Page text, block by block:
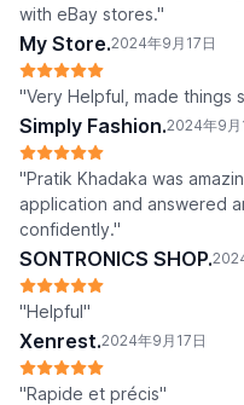
with eBay stores."
My Store.2024年9月17日
"Very Helpful, made things
Simply Fashion.2024年9月
"Pratik Khadaka was
application and answered
confidently."
SONTRONICS SHOP.
"Helpful"
Xenrest.2024年9月17日
"Rapide et précis"